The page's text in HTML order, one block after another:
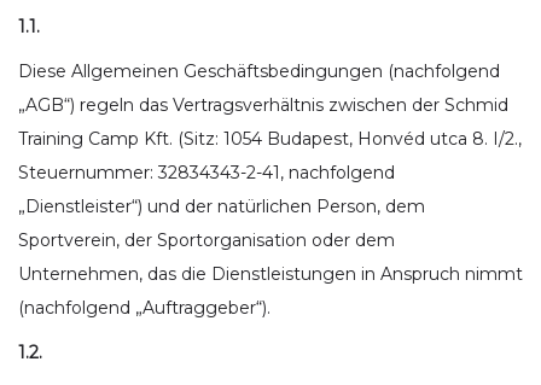
1.1.
Diese Allgemeinen Geschäftsbedingungen (nachfolgend
„AGB“) regeln das Vertragsverhältnis zwischen der Schmid
Training Camp Kft. (Sitz: 1054 Budapest, Honvéd utca 8. I/2.,
Steuernummer: 32834343-2-41, nachfolgend
„Dienstleister“) und der natürlichen Person, dem
Sportverein, der Sportorganisation oder dem
Unternehmen, das die Dienstleistungen in Anspruch nimmt
(nachfolgend „Auftraggeber“).
1.2.